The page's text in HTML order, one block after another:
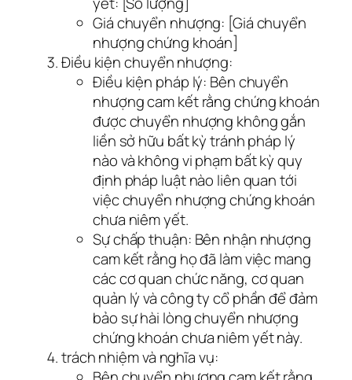
Giá chuyển nhượng: [Giá chuyển
nhượng chứng khoán]
Điều kiện chuyển nhượng:
Điều kiện pháp lý: Bên chuyển
nhượng cam kết rằng chứng khoán
được chuyển nhượng không gắn
liền sở hữu bất kỳ tránh pháp lý
nào và không vi phạm bất kỳ quy
định pháp luật nào liên quan tới
việc chuyển nhượng chứng khoán
chưa niêm yết.
Sự chấp thuận: Bên nhận nhượng
cam kết rằng họ đã làm việc mang
các cơ quan chức năng, cơ quan
quản lý và công ty cổ phần để đảm
bảo sự hài lòng chuyển nhượng
chứng khoán chưa niêm yết này.
trách nhiệm và nghĩa vụ: